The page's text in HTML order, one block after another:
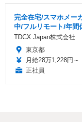
完全在宅/スマホメー
中/フルリモート/年間
TDCX Japan株式会社
東京都
月給28万1,228円～
正社員